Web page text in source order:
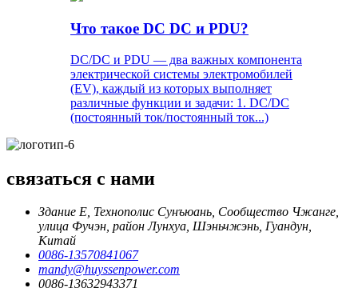
Что такое DC DC и PDU?
DC/DC и PDU — два важных компонента
электрической системы электромобилей
(EV), каждый из которых выполняет
различные функции и задачи: 1. DC/DC
(постоянный ток/постоянный ток...)
связаться с нами
Здание E, Технополис Сунъюань, Сообщество Чжанге,
улица Фучэн, район Лунхуа, Шэньчжэнь, Гуандун,
Китай
0086-13570841067
mandy@huyssenpower.com
0086-13632943371